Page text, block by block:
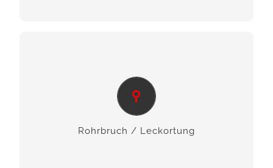
Rohrbruch / Leck­ortung
Rohrbruch / Leckortung
Wir unterstützen Sie und stoppen den